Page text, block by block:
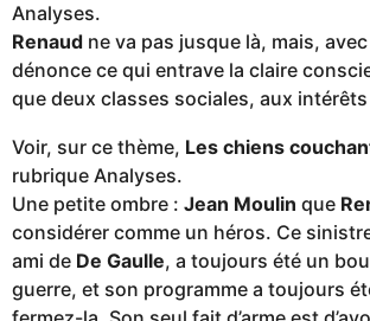
Analyses.
Renaud ne va pas jusque là, mais,
dénonce ce qui entrave la claire
que deux classes sociales, aux
Voir, sur ce thème, Les chiens
rubrique Analyses.
Une petite ombre : Jean Moulin que
considérer comme un héros. Ce
ami de De Gaulle, a toujours été un
guerre, et son programme a toujours